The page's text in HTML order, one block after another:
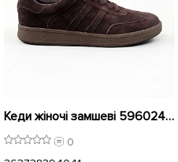
Кеди жіночі замшеві 596024 Шоколад
0